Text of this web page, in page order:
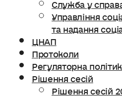
Управління
та надання
ЦНАП
Протоколи
Регуляторна
Рішення сесій
Рішення сесій